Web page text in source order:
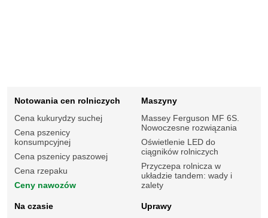
Notowania cen rolniczych
Cena kukurydzy suchej
Cena pszenicy
konsumpcyjnej
Cena pszenicy paszowej
Cena rzepaku
Ceny nawozów
Maszyny
Massey Ferguson MF 6S.
Nowoczesne rozwiązania
Oświetlenie LED do
ciągników rolniczych
Przyczepa rolnicza w
układzie tandem: wady i
zalety
Na czasie
Uprawy